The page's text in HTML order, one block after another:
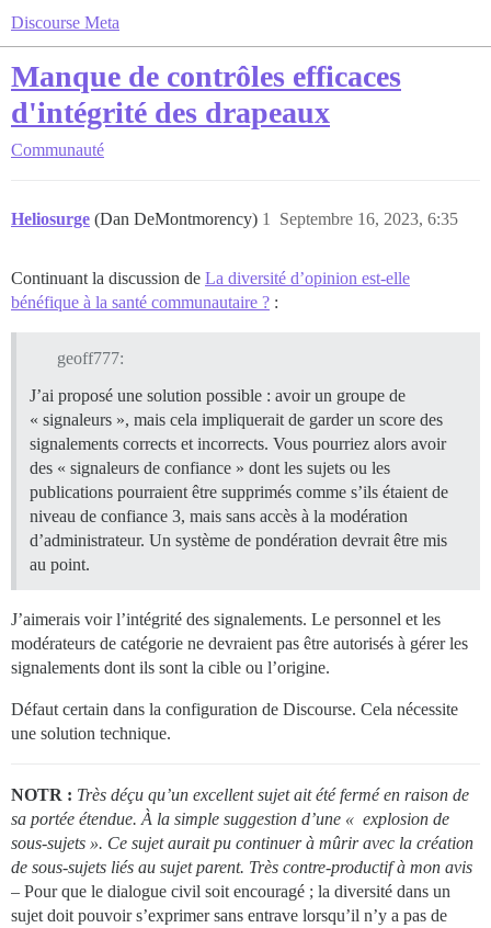
Discourse Meta
Manque de contrôles efficaces
d'intégrité des drapeaux
Communauté
Heliosurge (Dan DeMontmorency) Septembre 16, 2023, 6:35
1
Continuant la discussion de La diversité d’opinion est-elle
bénéfique à la santé communautaire ? :
geoff777:
J’ai proposé une solution possible : avoir un groupe de
« signaleurs », mais cela impliquerait de garder un score des
signalements corrects et incorrects. Vous pourriez alors avoir
des « signaleurs de confiance » dont les sujets ou les
publications pourraient être supprimés comme s’ils étaient de
niveau de confiance 3, mais sans accès à la modération
d’administrateur. Un système de pondération devrait être mis
au point.
J’aimerais voir l’intégrité des signalements. Le personnel et les
modérateurs de catégorie ne devraient pas être autorisés à gérer les
signalements dont ils sont la cible ou l’origine.
Défaut certain dans la configuration de Discourse. Cela nécessite
une solution technique.
NOTR : Très déçu qu’un excellent sujet ait été fermé en raison de
sa portée étendue. À la simple suggestion d’une « explosion de
sous-sujets ». Ce sujet aurait pu continuer à mûrir avec la création
de sous-sujets liés au sujet parent. Très contre-productif à mon avis
– Pour que le dialogue civil soit encouragé ; la diversité dans un
sujet doit pouvoir s’exprimer sans entrave lorsqu’il n’y a pas de